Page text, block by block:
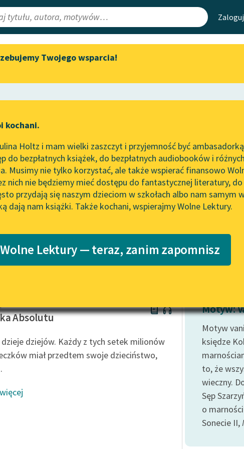
Lektury
redakcyjne
Aktualności
„Prokurator Alicja Horn” do
literatury skandynawskiej
Spotkanie z Katarzyną Tunkiel
w Oslo
102. lata temu zmarł Joseph
Conrad
Lektury szkolne i klasyka
literatury do słuchania dla
E-kolekcja lektur szkolnych i
literatury do słuchania dla
niepełnosprawnościami
Feministyczne inspiracje.
Popularyzacja skandynawskiej
Mapa Wolnych
Leśmianator
API
OAI-PMH
Widget Wolnych
Katalog
Katalog w formacie
Twojego wsparcia!
kochani.
Holtz i mam wielki zaszczyt i przyjemność być
do bezpłatnych książek, do bezpłatnych audiobooków i
Musimy nie tylko korzystać, ale także wspierać finansowo
nich nie będziemy mieć dostępu do fantastycznej literatury,
przydają się naszym dzieciom w szkołach albo nam samym
dają nam książki. Także kochani, wspierajmy Wolne Lektury.
Lektury — teraz, zanim zapomnisz
powieść fantastyczna✖
Absolutu
dziejów. Każdy z tych setek milionów
miał przedtem swoje dzieciństwo,
Motyw:
Motyw
księdze
to, że
wieczny.
Sęp
o
Sonecie II,